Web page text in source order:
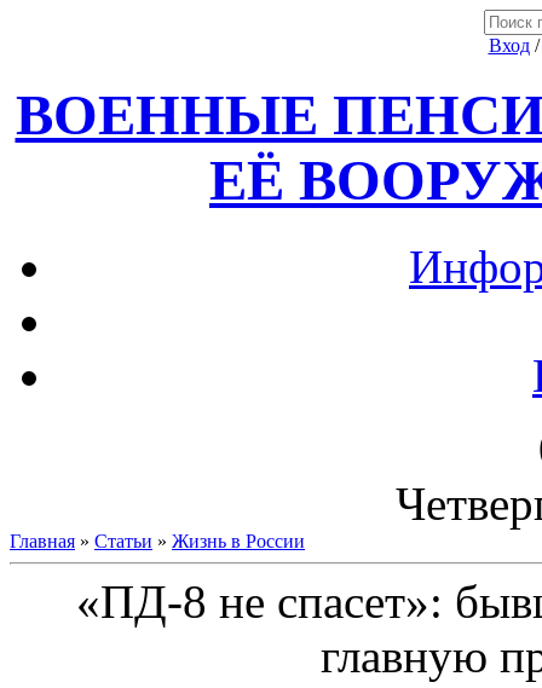
Вход
ВОЕННЫЕ
ЕЁ
Главная » Статьи » Жизнь в России
«ПД-8 не спасет»:
главную